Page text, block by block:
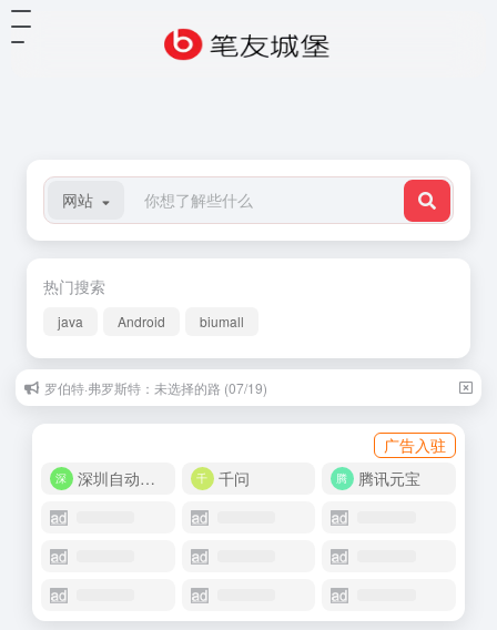
网站
热门搜索
java Android biumall
罗伯特·弗罗斯特：未选择的路 (07/19)
广告入驻
深圳自动化商城
千问 腾讯元宝